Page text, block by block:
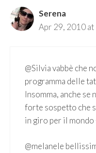
Serena
Apr 29, 2010 at
@Silvia vabbè che
programma delle
Insomma, anche se
forte sospetto che
in giro per il mondo
@melanele